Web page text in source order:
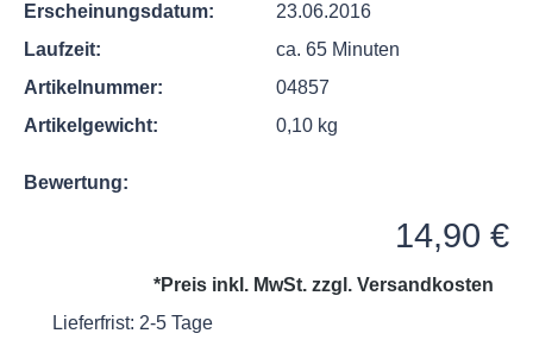
Erscheinungsdatum:
23.06.2016
Laufzeit:
ca. 65 Minuten
Artikelnummer:
04857
Artikelgewicht:
0,10 kg
Bewertung:
14,90 €
*Preis inkl. MwSt. zzgl. Versandkosten
Lieferfrist: 2-5 Tage